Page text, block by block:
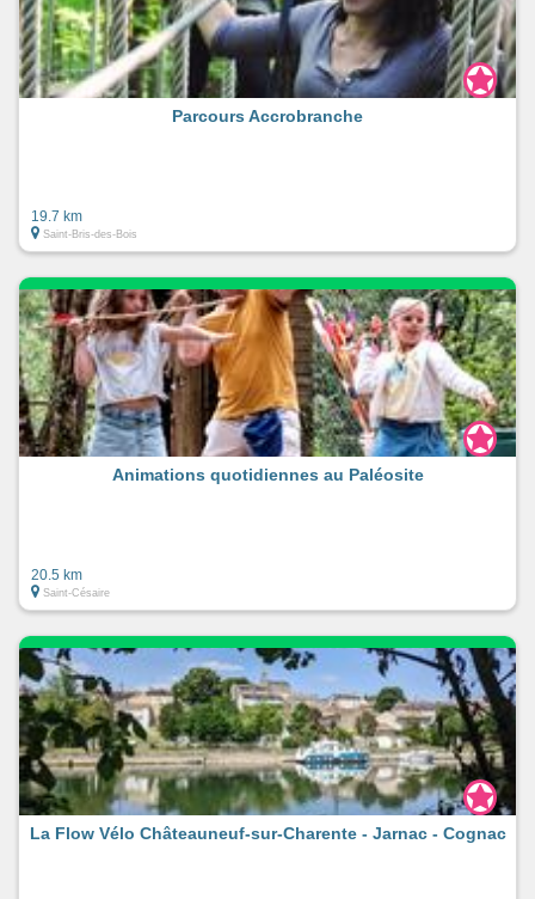
Parcours Accrobranche
19.7 km
Saint-Bris-des-Bois
Animations quotidiennes au Paléosite
20.5 km
Saint-Césaire
La Flow Vélo Châteauneuf-sur-Charente - Jarnac - Cognac